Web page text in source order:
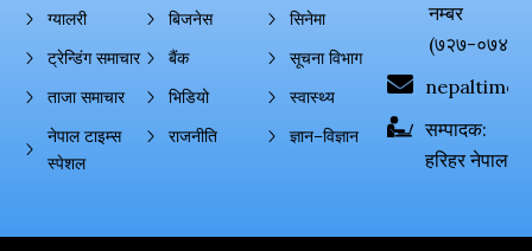
ग्यालरी
ट्रेन्डिंग समाचार
ताजा समाचार
नेपाल टाइम्स
स्पेशल
बिजनेस
बैंक
भिडियो
राजनीति
सिनेमा
सूचना विभाग
स्वास्थ्य
ज्ञान–विज्ञान
नम्बर
(७२७-०७४-
सम्पादक:
हरिहर नेपाल